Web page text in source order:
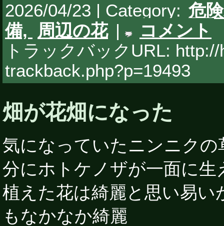
2026/04/23 | Category: 危
備,
周辺の花 |
コメント
トラックバックURL:
trackback.php?p=19493
畑が花畑になった
気になっていたニンニク
分にホトケノザが一面に
植えた花は綺麗と思い易い
もなかなか綺麗